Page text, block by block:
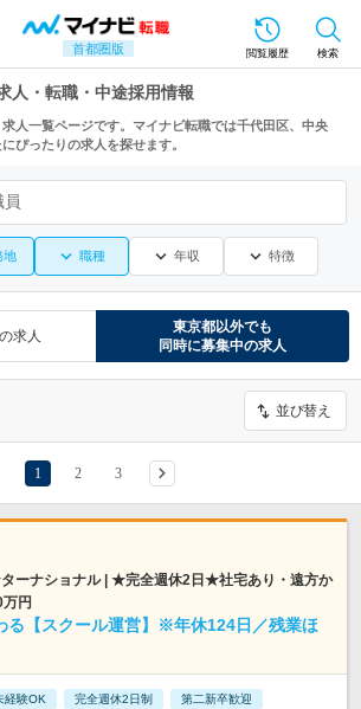
首都圏版 閲覧履歴 検索
人・転職・中途採用情報
人一覧ページです。マイナビ転職では千代田区、中央
ぴったりの求人を探せます。
地 職種 年収 特徴
求人
東京都以外でも
同時に募集中の求人
並び替え
1 2 3
ーナショナル | ★完全週休2日★社宅あり・遠方か
円
る【スクール運営】※年休124日／残業ほ
経験OK 完全週休2日制 第二新卒歓迎